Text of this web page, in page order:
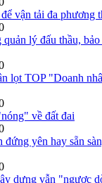
vận tải đa phương
lý đấu thầu,
lọt TOP "Doanh
về đất đai
đứng yên hay sẵn
dựng vẫn "ngược